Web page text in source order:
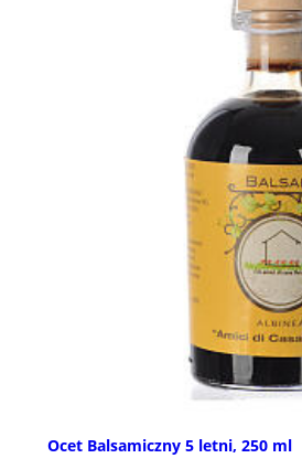
Ocet Balsamiczny 5 letni, 250 ml